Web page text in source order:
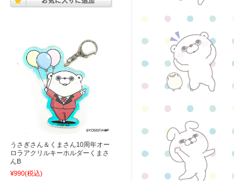
うさぎさん＆くまさん10周年オー
ロラアクリルキーホルダーくまさ
んB
¥990(税込)